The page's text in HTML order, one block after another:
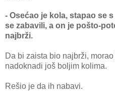
- Osećao je kola, stapao se
se zabavili, a on je pošto-
najbrži.
Da bi zaista bio najbrži,
nadoknadi još boljim kolima.
Rešio je da ih nabavi.